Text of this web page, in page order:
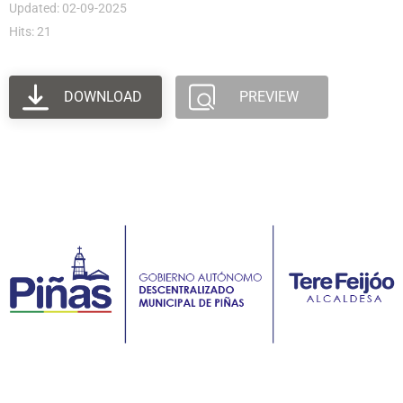
Updated: 02-09-2025
Hits: 21
DOWNLOAD PREVIEW